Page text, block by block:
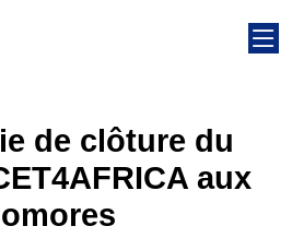
de clôture du
aux